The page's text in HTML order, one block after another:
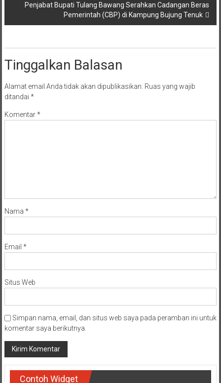
Penjabat Bupati Tulang Bawang Serahkan Cadangan Beras
Pemerintah (CBP) di Kampung Bujung Tenuk
Tinggalkan Balasan
Alamat email Anda tidak akan dipublikasikan. Ruas yang wajib
ditandai *
Komentar*
Nama *
Email *
Situs Web
Simpan nama, email, dan situs web saya pada peramban ini untuk
komentar saya berikutnya.
Contoh Widget